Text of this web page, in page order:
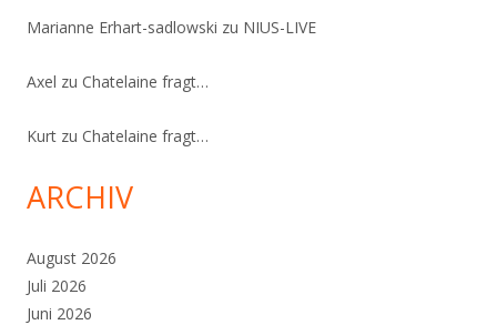
Marianne Erhart-sadlowski zu NIUS-LIVE
Axel zu Chatelaine fragt…
Kurt zu Chatelaine fragt…
ARCHIV
August 2026
Juli 2026
Juni 2026